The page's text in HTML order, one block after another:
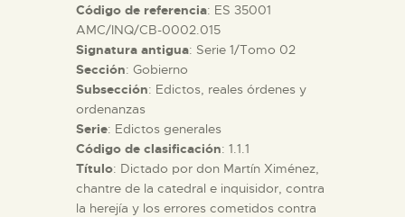
ESPAÑOL
PREPARAR LA VISITA
ACTIVIDADES
█
Código de referencia: ES 35001
AMC/INQ/CB-0002.015
Signatura antigua: Serie 1/Tomo 02
Sección: Gobierno
Subsección: Edictos, reales órdenes y
ordenanzas
Serie: Edictos generales
Código de clasificación: 1.1.1
Título: Dictado por don Martín Ximénez,
chantre de la catedral e inquisidor, contra
la herejía y los errores cometidos contra